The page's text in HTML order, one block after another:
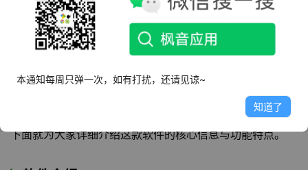
在日常的电脑使用过程中，无论是办公族处理文档、程序员
编写代码，还是内容创作者进行文案创作，我们每天都在与
键盘和鼠标打交道。但很少有人能清晰知晓自己每日的键盘
敲击次数、鼠标点击频次，以及鼠标移动和页面滚动的具体
键鼠统计工具，恰
好能填补这一空白，成为量化电脑使用行为的实用小工具，
下面就为大家详细介绍这款软件的核心信息与功能特点。
本通知每周只弹一次，如有打扰，还请见谅~
知道了